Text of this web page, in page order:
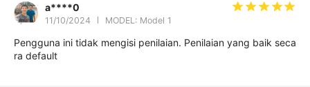
a****0
11/10/2024 MODEL: Model 1
Pengguna ini tidak mengisi penilaian. Penilaian yang baik seca
ra default